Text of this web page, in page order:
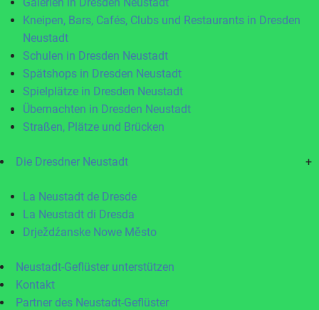
Kneipen, Bars, Cafés, Clubs und Restaurants in Dresden
Neustadt
Schulen in Dresden Neustadt
Spätshops in Dresden Neustadt
Spielplätze in Dresden Neustadt
Übernachten in Dresden Neustadt
Straßen, Plätze und Brücken
Die Dresdner Neustadt +
La Neustadt de Dresde
La Neustadt di Dresda
Drježdźanske Nowe Město
Neustadt-Geflüster unterstützen
Kontakt
Partner des Neustadt-Geflüster